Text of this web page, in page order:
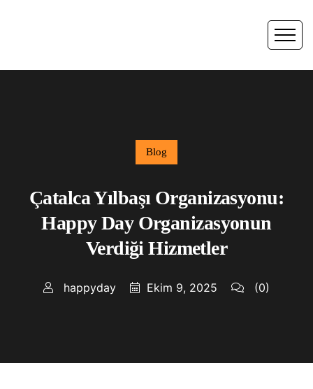
Blog
Çatalca Yılbaşı Organizasyonu:
Happy Day Organizasyonun
Verdiği Hizmetler
happyday Ekim 9, 2025 (0)